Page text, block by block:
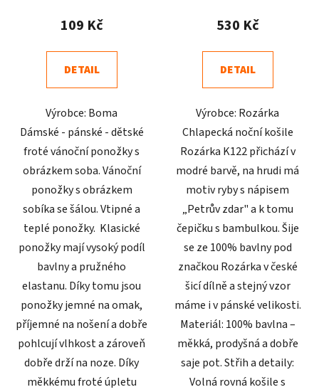
produktu
4,8
z
hvězdiček.
109 Kč
DETAIL
Výrobce: Boma
Dámské - pánské - dětské
froté vánoční ponožky s
obrázkem soba. Vánoční
ponožky s obrázkem
sobíka se šálou. Vtipné a
teplé ponožky. Klasické
ponožky mají vysoký podíl
bavlny a pružného
elastanu. Díky tomu jsou
ponožky jemné na omak,
příjemné na nošení a dobře
pohlcují vlhkost a zároveň
dobře drží na noze. Díky
měkkému froté úpletu
produktu
4,9
z
hvězdiček.
530 Kč
DETAIL
Výrobce: Rozárka
Chlapecká noční košile
Rozárka K122 přichází v
modré barvě, na hrudi má
motiv ryby s nápisem
„Petrův zdar" a k tomu
čepičku s bambulkou. Šije
se ze 100% bavlny pod
značkou Rozárka v české
šicí dílně a stejný vzor
máme i v pánské velikosti.
Materiál: 100% bavlna –
měkká, prodyšná a dobře
saje pot. Střih a detaily:
Volná rovná košile s